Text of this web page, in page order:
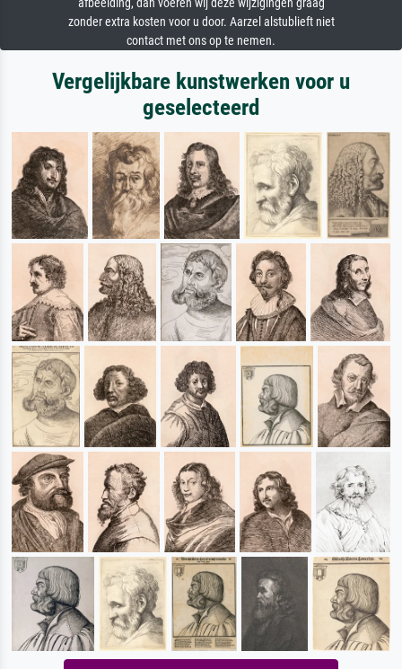
zonder extra kosten voor u door. Aarzel alstublieft niet
contact met ons op te nemen.
Vergelijkbare kunstwerken voor u
geselecteerd